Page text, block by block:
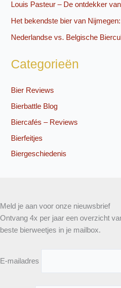
Louis Pasteur – De ontdekker
Het bekendste bier van
Nederlandse vs. Belgische
Categorieën
Bier Reviews
Bierbattle Blog
Biercafés – Reviews
Bierfeitjes
Biergeschiedenis
Meld je aan voor onze nieuwsbrief
Ontvang 4x per jaar een overzicht
beste bierweetjes in je mailbox.
E-mailadres